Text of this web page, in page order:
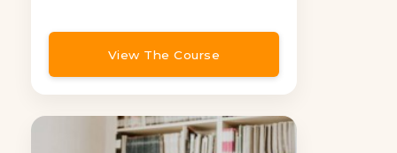
View The Course